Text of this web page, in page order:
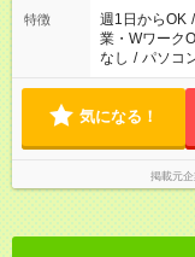
特徴 週1日からOK /
業・Wワーク
なし / パソコ
気になる！
掲載元企